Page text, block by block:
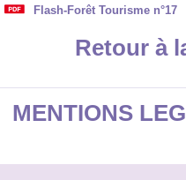
Flash-Forêt Tourisme n°17
Retour à
MENTIONS